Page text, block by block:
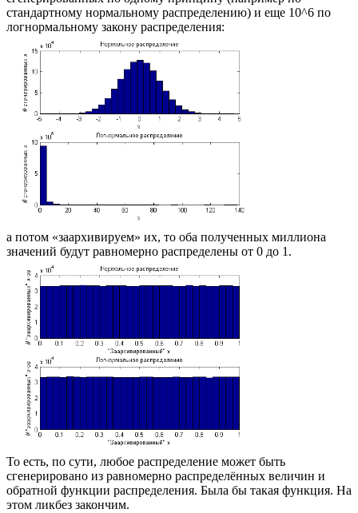
стандартному нормальному распределению) и еще 10^6 по
логнормальному закону распределения:
а потом «заархивируем» их, то оба полученных миллиона
значений будут равномерно распределены от 0 до 1.
То есть, по сути, любое распределение может быть
сгенерировано из равномерно распределённых величин и
обратной функции распределения. Была бы такая функция. На
этом ликбез закончим.